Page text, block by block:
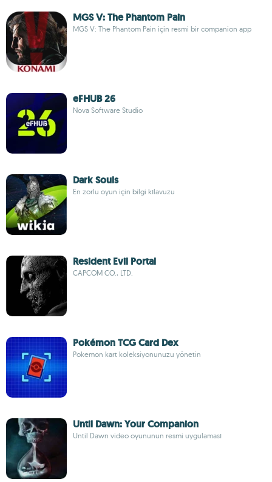
MGS V: The Phantom Pain
MGS V: The Phantom Pain için resmi bir companion app
eFHUB 26
Nova Software Studio
Dark Souls
En zorlu oyun için bilgi kılavuzu
Resident Evil Portal
CAPCOM CO., LTD.
Pokémon TCG Card Dex
Pokemon kart koleksiyonunuzu yönetin
Until Dawn: Your Companion
Until Dawn video oyununun resmi uygulaması